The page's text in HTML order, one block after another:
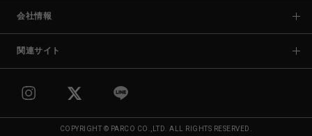
会社情報
関連サイト
COPYRIGHT © PARCO CO.,LTD. ALL RIGHTS RESERVED.